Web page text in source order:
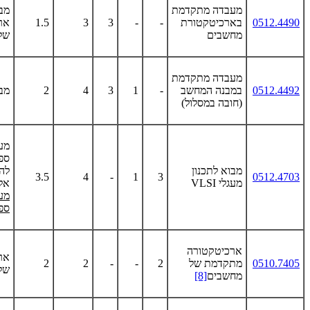
0512.4490
מעבדה מתקדמת
בארכיטקטורת
מחשבים
-
-
3
3
1.5
0512.4492
מעבדה מתקדמת
במבנה המחשב
(חובה במסלול)
-
1
3
4
2
0512.4703
מבוא לתכנון
מעגלי VLSI
3
1
-
4
3.5
0510.7405
ארכיטקטורה
מתקדמת של
מחשבים[8]
2
-
-
2
2